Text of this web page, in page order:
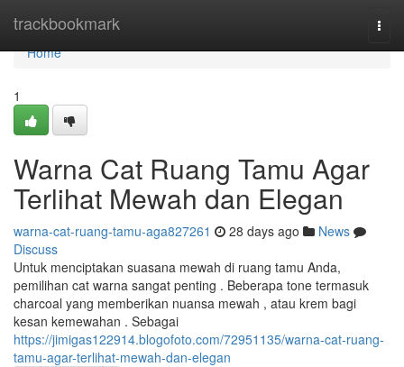
trackbookmark
Home
Home
1
Warna Cat Ruang Tamu Agar
Terlihat Mewah dan Elegan
warna-cat-ruang-tamu-aga827261 28 days ago
News
Discuss
Untuk menciptakan suasana mewah di ruang tamu Anda,
pemilihan cat warna sangat penting . Beberapa tone termasuk
charcoal yang memberikan nuansa mewah , atau krem bagi
kesan kemewahan . Sebagai
https://jimigas122914.blogofoto.com/72951135/warna-cat-ruang-
tamu-agar-terlihat-mewah-dan-elegan